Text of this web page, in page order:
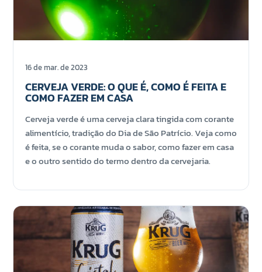
16 de mar. de 2023
CERVEJA VERDE: O QUE É, COMO É FEITA E
COMO FAZER EM CASA
Cerveja verde é uma cerveja clara tingida com corante
alimentício, tradição do Dia de São Patrício. Veja como
é feita, se o corante muda o sabor, como fazer em casa
e o outro sentido do termo dentro da cervejaria.